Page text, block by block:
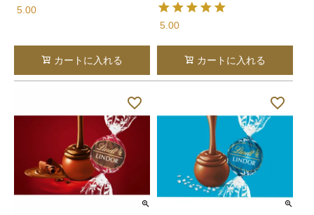
5.00
カートに入れる
5.00
カートに入れる